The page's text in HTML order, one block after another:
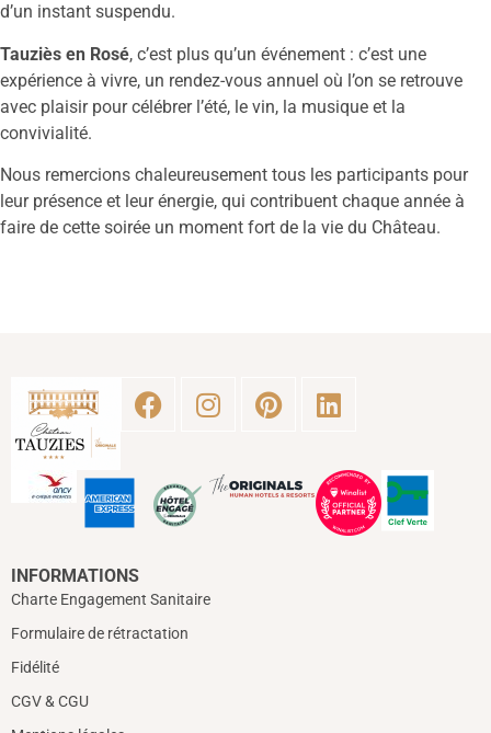
d’un instant suspendu.
Tauziès en Rosé, c’est plus qu’un événement : c’est une
expérience à vivre, un rendez-vous annuel où l’on se retrouve
avec plaisir pour célébrer l’été, le vin, la musique et la
convivialité.
Nous remercions chaleureusement tous les participants pour
leur présence et leur énergie, qui contribuent chaque année à
faire de cette soirée un moment fort de la vie du Château.
INFORMATIONS
Charte Engagement Sanitaire
Formulaire de rétractation
Fidélité
CGV & CGU